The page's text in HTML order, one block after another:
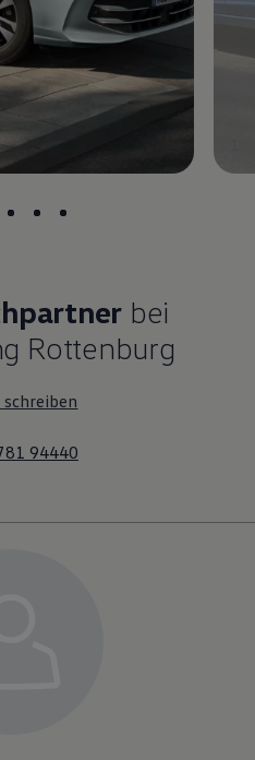
bei
Rottenburg
schreiben
94440